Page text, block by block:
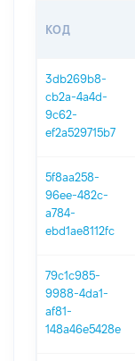
КОД
3db269b8-
cb2a-4a4d-
9c62-
ef2a529715b7
5f8aa258-
96ee-482c-
a784-
ebd1ae8112fc
79c1c985-
9988-4da1-
af81-
148a46e5428e